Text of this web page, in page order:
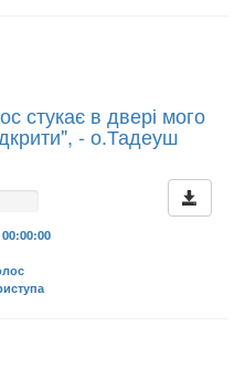
стукає в двері мого
- о.Тадеуш